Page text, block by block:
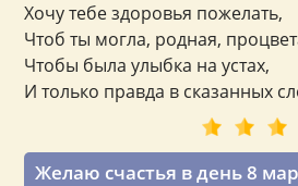
Желаю счастья в день 8
Хочу тебе здоровья пожелать,
Чтоб ты могла, родная,
Чтобы была улыбка на устах,
И только правда в сказанных